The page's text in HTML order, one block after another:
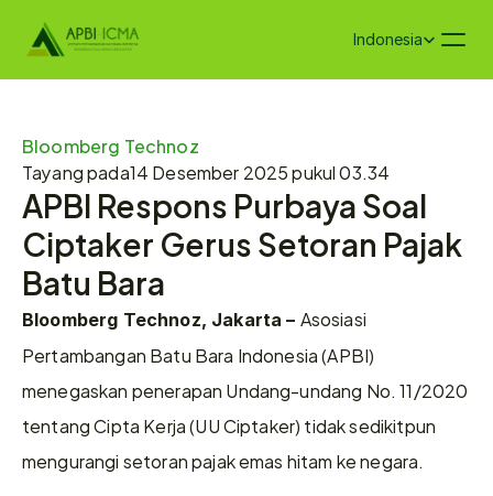
Select Language
Indonesia
Bloomberg Technoz
Tayang pada14 Desember 2025 pukul 03.34
APBI Respons Purbaya Soal
Ciptaker Gerus Setoran Pajak
Batu Bara
Bloomberg Technoz, Jakarta – Asosiasi
Pertambangan Batu Bara Indonesia (APBI)
menegaskan penerapan Undang-undang No. 11/2020
tentang Cipta Kerja (UU Ciptaker) tidak sedikitpun
mengurangi setoran pajak emas hitam ke negara.